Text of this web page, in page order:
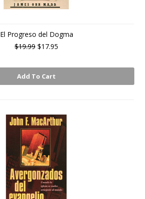
El Progreso del Dogma
$19.99 $17.95
Add To Cart